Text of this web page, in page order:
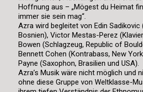
Hoffnung aus – „Mögest du Heimat
immer sie sein mag“.
Azra wird begleitet von Edin Sadikovic
Bosnien), Victor Mestas-Perez
Bowen (Schlagzeug, Republic of
Bennett Cohen (Kontrabass, New
Payne (Saxophon, Brasilien und USA).
Azra’s Musik wäre nicht möglich und
ohne diese Gruppe von Weltklasse-